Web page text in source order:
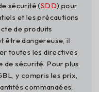
sécurité (SDD) pour
et les précautions
de produits
être dangereuse, il
toutes les directives
sécurité. Pour plus
y compris les prix,
commandées,